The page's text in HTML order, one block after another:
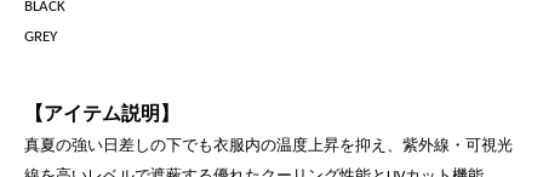
BLACK
GREY
【アイテム説明】
真夏の強い日差しの下でも衣服内の温度上昇を抑え、紫外線・ 可視光